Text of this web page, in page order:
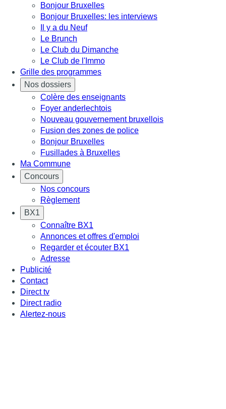
Bonjour Bruxelles
Bonjour Bruxelles: les interviews
Il y a du Neuf
Le Brunch
Le Club du Dimanche
Le Club de l'Immo
Grille des programmes
Nos dossiers
Colère des enseignants
Foyer anderlechtois
Nouveau gouvernement bruxellois
Fusion des zones de police
Bonjour Bruxelles
Fusillades à Bruxelles
Ma Commune
Concours
Nos concours
Règlement
BX1
Connaître BX1
Annonces et offres d'emploi
Regarder et écouter BX1
Adresse
Publicité
Contact
Direct tv
Direct radio
Alertez-nous